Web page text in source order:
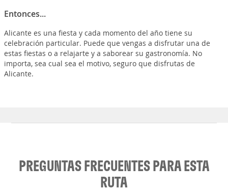
Entonces...
Alicante es una fiesta y cada momento del año tiene su
celebración particular. Puede que vengas a disfrutar una de
estas fiestas o a relajarte y a saborear su gastronomía. No
importa, sea cual sea el motivo, seguro que disfrutas de
Alicante.
PREGUNTAS FRECUENTES PARA ESTA
RUTA